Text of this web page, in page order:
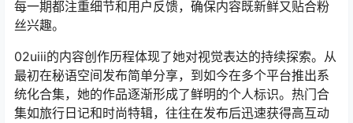
每一期都注重细节和用户反馈，确保内容既新鲜又贴合粉
丝兴趣。
02uiii的内容创作历程体现了她对视觉表达的持续探索。从
最初在秘语空间发布简单分享，到如今在多个平台推出系
统化合集，她的作品逐渐形成了鲜明的个人标识。热门合
集如旅行日记和时尚特辑，往往在发布后迅速获得高互动